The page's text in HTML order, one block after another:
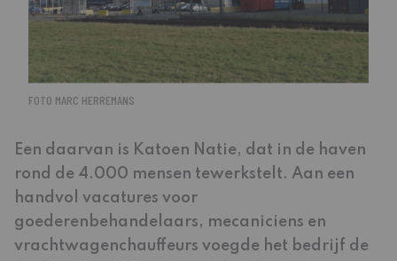
FOTO MARC HERREMANS
Een daarvan is Katoen Natie, dat in de haven
rond de 4.000 mensen tewerkstelt. Aan een
handvol vacatures voor
goederenbehandelaars, mecaniciens en
vrachtwagenchauffeurs voegde het bedrijf de